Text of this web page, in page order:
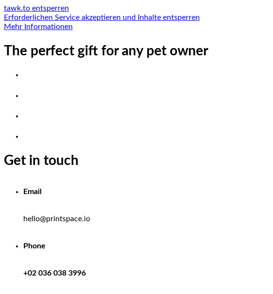
tawk.to entsperren
Erforderlichen Service akzeptieren und Inhalte entsperren
Mehr Informationen
The perfect gift for any pet owner
Get in touch
Email
hello@printspace.io
Phone
+02 036 038 3996